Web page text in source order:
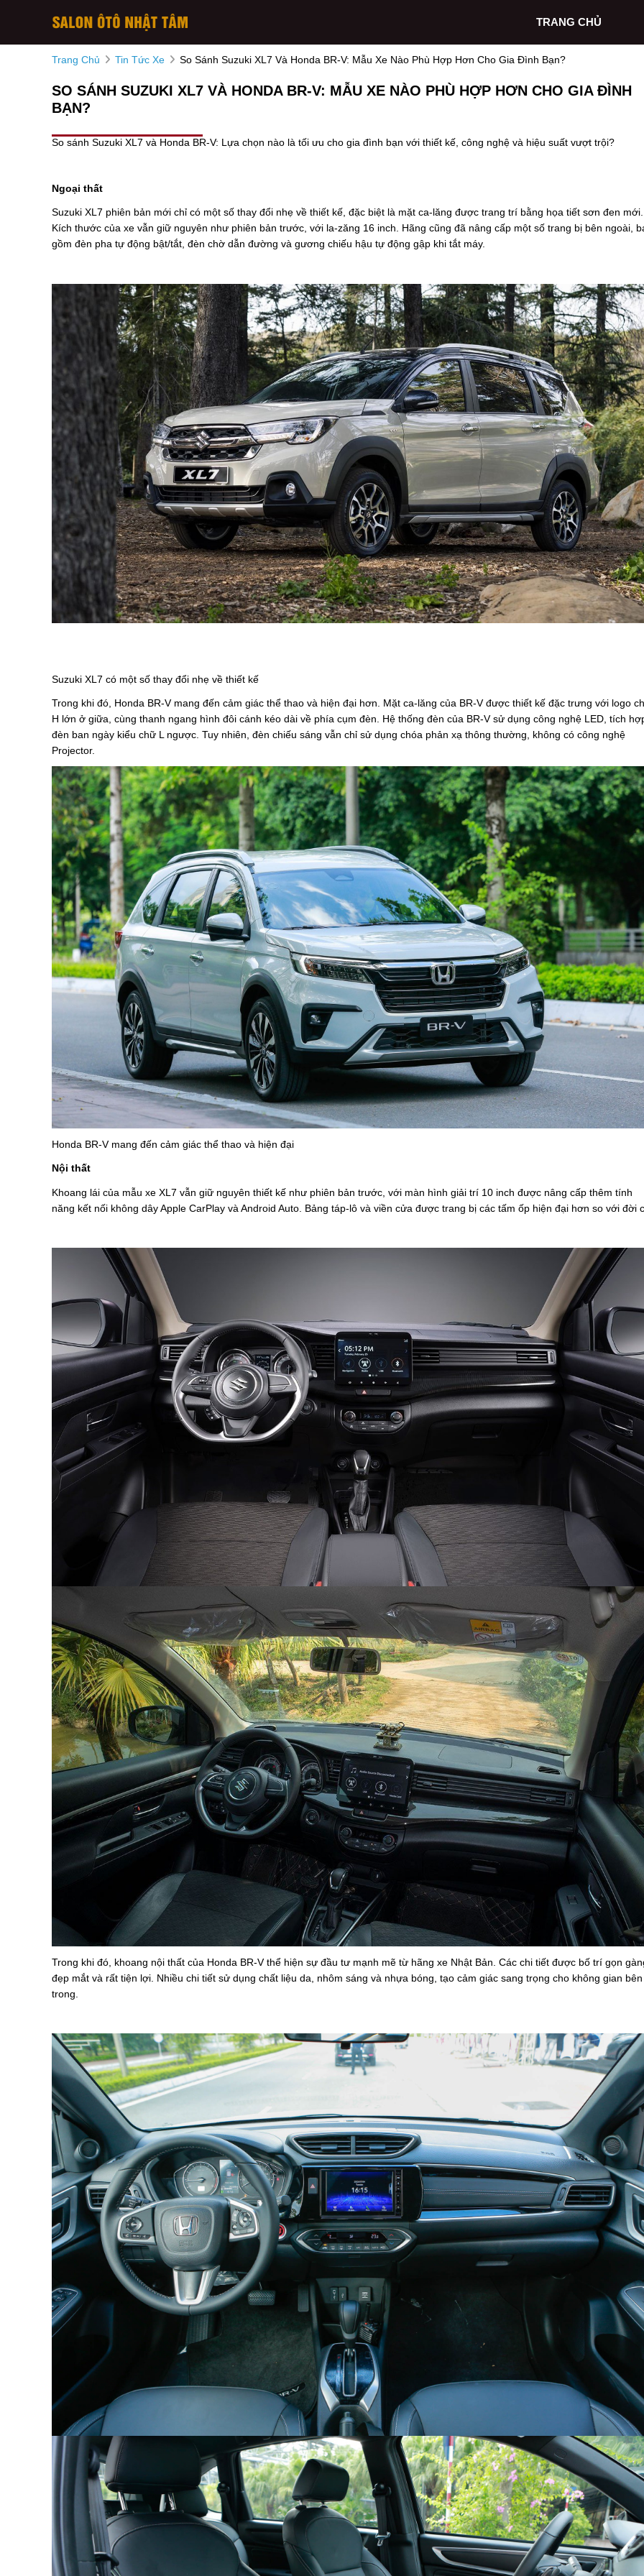
TRANG CHỦ
Trang Chủ Tin Tức Xe So Sánh Suzuki XL7 Và Honda BR-V: Mẫu Xe Nào Phù Hợp Hơn Cho Gia Đình Bạn?
SO SÁNH SUZUKI XL7 VÀ HONDA BR-V: MẪU XE NÀO PHÙ HỢP HƠN CHO GIA ĐÌNH
BẠN?
So sánh Suzuki XL7 và Honda BR-V: Lựa chọn nào là tối ưu cho gia đình bạn với thiết kế, công nghệ và hiệu suất vượt trội?
Ngoại thất
Suzuki XL7 phiên bản mới chỉ có một số thay đổi nhẹ về thiết kế, đặc biệt là mặt ca-lăng được trang trí bằng họa tiết sơn đen mới.
Kích thước của xe vẫn giữ nguyên như phiên bản trước, với la-zăng 16 inch. Hãng cũng đã nâng cấp một số trang bị bên ngoài,
gồm đèn pha tự động bật/tắt, đèn chờ dẫn đường và gương chiếu hậu tự động gập khi tắt máy.
Suzuki XL7 có một số thay đổi nhẹ về thiết kế
Trong khi đó, Honda BR-V mang đến cảm giác thể thao và hiện đại hơn. Mặt ca-lăng của BR-V được thiết kế đặc trưng với logo
H lớn ở giữa, cùng thanh ngang hình đôi cánh kéo dài về phía cụm đèn. Hệ thống đèn của BR-V sử dụng công nghệ LED, tích
đèn ban ngày kiểu chữ L ngược. Tuy nhiên, đèn chiếu sáng vẫn chỉ sử dụng chóa phản xạ thông thường, không có công nghệ
Projector.
Honda BR-V mang đến cảm giác thể thao và hiện đại
Nội thất
Khoang lái của mẫu xe XL7 vẫn giữ nguyên thiết kế như phiên bản trước, với màn hình giải trí 10 inch được nâng cấp thêm tính
năng kết nối không dây Apple CarPlay và Android Auto. Bảng táp-lô và viền cửa được trang bị các tấm ốp hiện đại hơn so với đời
Trong khi đó, khoang nội thất của Honda BR-V thể hiện sự đầu tư mạnh mẽ từ hãng xe Nhật Bản. Các chi tiết được bố trí gọn
đẹp mắt và rất tiện lợi. Nhiều chi tiết sử dụng chất liệu da, nhôm sáng và nhựa bóng, tạo cảm giác sang trọng cho không gian bên
trong.